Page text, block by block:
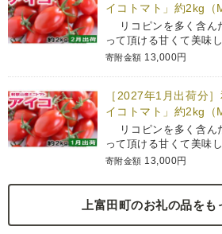
イコトマト」約2kg（
リコピンを多く含ん
って頂ける甘くて美味
寄附金額 13,000円
［2027年1月出荷分
イコトマト」約2kg（
リコピンを多く含ん
って頂ける甘くて美味
寄附金額 13,000円
上富田町のお礼の品をも